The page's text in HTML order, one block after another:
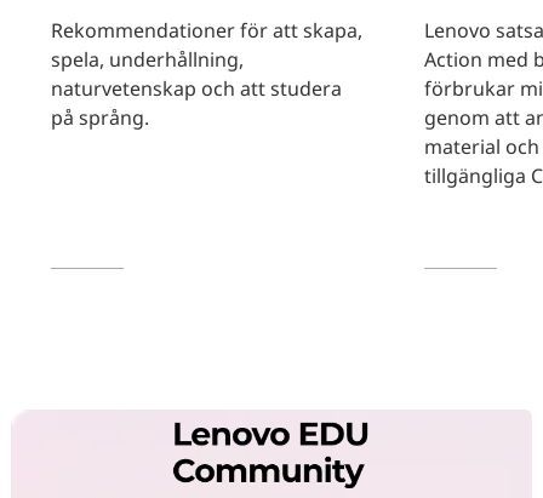
Rekommendationer för att skapa,
spela, underhållning,
naturvetenskap och att studera
på språng.
Lenovo
Action med
förbrukar
genom att
material
tillgängliga